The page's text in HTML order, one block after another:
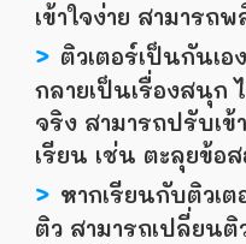
เข้าใจง่าย สามารถ
> ติวเตอร์เป็นกันเ
กลายเป็นเรื่องสนุก ไ
จริง สามารถปรับเข้
เรียน เช่น ตะลุยข้
> หากเรียนกับติวเต
ติว สามารถเปลี่ยนติ